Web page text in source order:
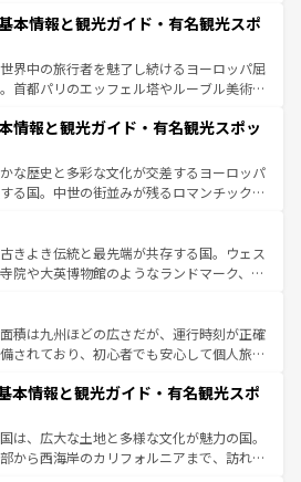
タリア情報はコンテンツ一覧を参照してほ
の国では、情熱的なフラメンコ、熱気あふ
て美味しいタパスが生活の一部となってい
ードの洗練された雰囲気や、バルセロナの
街角から、地方では古代ローマ遺跡や中世
って風土や気候が異なるスペインはその個
を参照してほしい。
本情報と観光ガイド・有名観光スポ
界中の旅行者を魅了し続けるヨーロッパ屈
首都パリのエッフェル塔やルーブル美術館
が詰まっている。華麗な宮殿、歴史的な大
ーチ、そして豊かな自然が、訪れる者を心
また、フランスは美食の国としても知ら
理はユネスコ無形文化遺産にも登録されて
ダー畑など、多彩な楽しみ方が可能だ。さ
の地域にも魅力が溢れており、どの街角に
文化が息づいている。パリ以外の個性あふ
い。
情報と観光ガイド・有名観光スポッ
な歴史と多彩な文化が交差するヨーロッパ
る国。中世の街並みが残るロマンチック街
は、どこを歩いても飽きることがない。ベ
活気、バイエルン州のアルプスの絶景、そ
いのワイン畑といった風景は必見。ビール
はぜひ体験してほしい。 なお、新着の
コンテンツ一覧を参照してほしい。
きよき伝統と最先端が共存する国。ウェス
院や大英博物館のようなランドマーク、歴
る魅力がある。また、優雅なアフタヌーン
好きにはたまらない英国パブ、サッカー観
からこそできる体験も豊富。イギリスを旅
してほしい。
積は九州ほどの広さだが、運行時刻が正確
されており、初心者でも安心して個人旅行
ま残る町や、スイスならではのユニークな
アルプス観光だけでなく町歩きも満喫する
国民の所得が高いため物価も高いが、旅行
ス提供のサービスもあり、うまく活用すれ
本情報と観光ガイド・有名観光スポ
は、広大な土地と多様な文化が魅力の国。
から西海岸のカリフォルニアまで、訪れる